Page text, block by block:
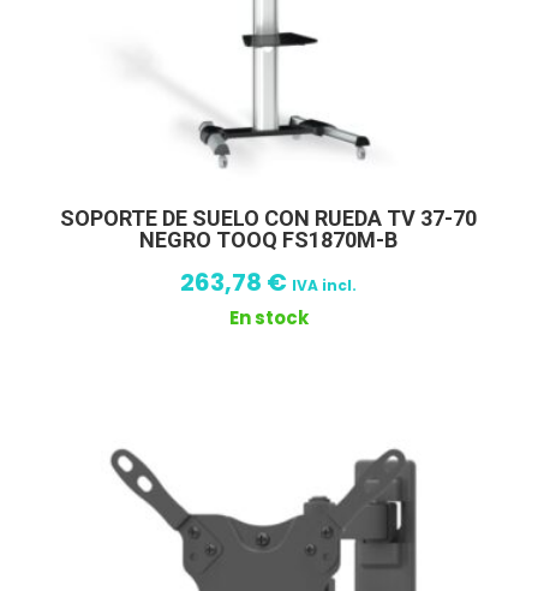
SOPORTE DE SUELO CON RUEDA TV 37-70
NEGRO TOOQ FS1870M-B
263,78 € IVA incl.
En stock